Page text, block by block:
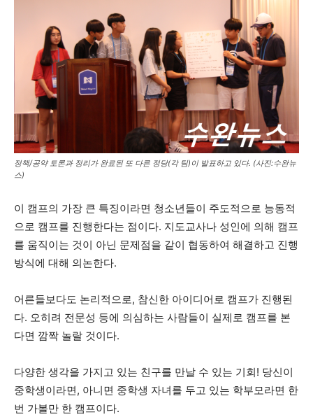
정책/공약 토론과 정리가 완료된 또 다른 정당(각 팀)이 발표하고 있다. (사진:수완뉴
스)
이 캠프의 가장 큰 특징이라면 청소년들이 주도적으로 능동적
으로 캠프를 진행한다는 점이다. 지도교사나 성인에 의해 캠프
를 움직이는 것이 아닌 문제점을 같이 협동하여 해결하고 진행
방식에 대해 의논한다.
어른들보다도 논리적으로, 참신한 아이디어로 캠프가 진행된
다. 오히려 전문성 등에 의심하는 사람들이 실제로 캠프를 본
다면 깜짝 놀랄 것이다.
다양한 생각을 가지고 있는 친구를 만날 수 있는 기회! 당신이
중학생이라면, 아니면 중학생 자녀를 두고 있는 학부모라면 한
번 가볼만 한 캠프이다.